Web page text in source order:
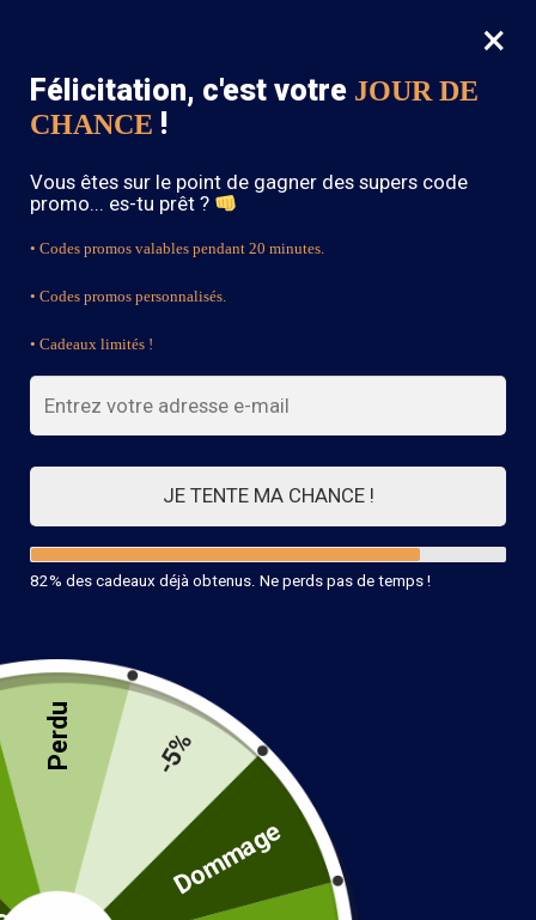
0
SOLDES : -15% sur toute la boutique avec le code « BOHEME15 »
×
Félicitation, c'est votre JOUR DE
CHANCE !
Vous êtes sur le point de gagner des supers code
promo... es-tu prêt ?
• Codes promos valables pendant 20 minutes.
• Codes promos personnalisés.
• Cadeaux limités !
JE TENTE MA CHANCE !
82% des cadeaux déjà obtenus. Ne perds pas de temps !
Perdu -5%
Dommage